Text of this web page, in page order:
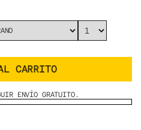
CARRITO
ENVÍO GRATUITO.